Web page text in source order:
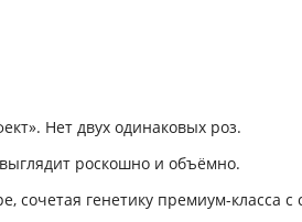
Нет двух одинаковых роз.
роскошно и объёмно.
генетику премиум-класса с